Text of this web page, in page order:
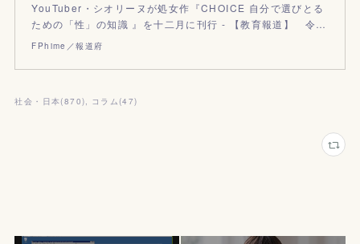
YouTuber・シオリーヌが処女作『CHOICE 自分で選びとる
ための「性」の知識 』を十二月に刊行 - 【教育報道】 令…
FPhime／報道府
社会・日本(870) コラム (47)